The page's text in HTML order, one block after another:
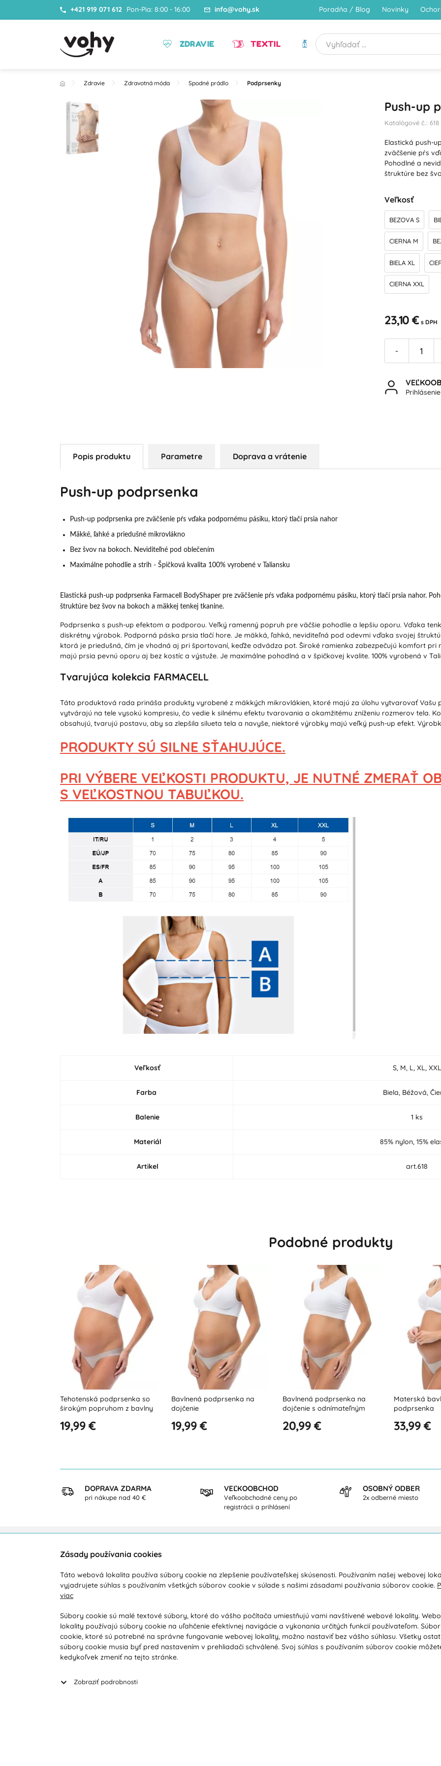
+421 919 071 612 Pon-Pia: 8:00 - 16:00 info@vohy.sk Poradňa / Blog Novinky
ZDRAVIE TEXTIL HYGIENA
Zdravie Zdravotná móda Spodné prádlo Podprsenky
Push-up
Katalógové č.: 618
Elastická push-
zväčšenie pŕs
Pohodlné a
štruktúre bez
Veľkosť
BEZOVA S
CIERNA M
BIELA XL
CIERNA XXL
23,10 € s DPH
-
Popis produktu Parametre Doprava a vrátenie
Push-up podprsenka
Push-up podprsenka pre zväčšenie pŕs vďaka podpornému pásiku, ktorý tlačí prsia nahor
Mäkké, ľahké a priedušné mikrovlákno
Bez švov na bokoch. Neviditeľné pod oblečením
Maximálne pohodlie a strih - Špičková kvalita 100% vyrobené v Taliansku
Elastická push-up podprsenka Farmacell BodyShaper pre zväčšenie pŕs vďaka podpornému pásiku, ktorý tlačí prsia nahor.
štruktúre bez švov na bokoch a mäkkej tenkej tkanine.
Podprsenka s push-up efektom a podporou. Veľký ramenný popruh pre väčšie pohodlie a lepšiu oporu. Vďaka
diskrétny výrobok. Podporná páska prsia tlačí hore. Je mäkká, ľahká, neviditeľná pod odevmi vďaka svojej
ktorá je priedušná, čím je vhodná aj pri športovaní, keďže odvádza pot. Široké ramienka zabezpečujú komfort pri
majú prsia pevnú oporu aj bez kostíc a výstuže. Je maximálne pohodlná a v špičkovej kvalite. 100% vyrobená v
Tvarujúca kolekcia FARMACELL
Táto produktová rada prináša produkty vyrobené z mäkkých mikrovlákien, ktoré majú za úlohu vytvarovať Vašu
vytvárajú na tele vysokú kompresiu, čo vedie k silnému efektu tvarovania a okamžitému zníženiu rozmerov tela.
obsahujú, tvarujú postavu, aby sa zlepšila silueta tela a navyše, niektoré výrobky majú veľký push-up efekt.
PRODUKTY SÚ SILNE SŤAHUJÚCE.
PRI VÝBERE VEĽKOSTI PRODUKTU, JE NUTNÉ ZMERAŤ
S VEĽKOSTNOU TABUĽKOU.
Veľkosť S, M, L, XL, XXL
Farba Biela, Béžová,
Balenie 1 ks
Materiál 85% nylon, 15%
Artikel art.618
Podobné produkty
Bavlnená podprsenka na
dojčenie
19,99 €
Bavlnená podprsenka na
dojčenie s odnímateľným
20,99 €
Materská bavlnená
podprsenka
33,99 €
Dojčiaca
37,99 €
DOPRAVA ZDARMA
pri nákupe nad 40 €
VEĽKOOBCHOD
Veľkoobchodné ceny po
registrácii a prihlásení
OSOBNÝ ODBER
2x odberné miesto
Zákaznícka podpora
Počas pracovných dní od 8:00 do 16:00
+421 919 071 612
info@vohy.sk
Doprava a platba
Obchodné podmienky
Reklamácia / Vrátenie tovaru
Reklamačný poriadok / Vrátenie tovaru
Kontakty
Ochrana osobných údajov
Poradňa / Blog
Veľkoobchodná spolupráca B2B
Zásady používania cookies
Táto webová lokalita používa súbory cookie na zlepšenie používateľskej skúsenosti. Používaním našej webovej
vyjadrujete súhlas s používaním všetkých súborov cookie v súlade s našimi zásadami používania súborov cookie.
viac
Súbory cookie sú malé textové súbory, ktoré do vášho počítača umiestňujú vami navštívené webové lokality.
lokality používajú súbory cookie na uľahčenie efektívnej navigácie a vykonania určitých funkcií používateľom.
cookie, ktoré sú potrebné na správne fungovanie webovej lokality, možno nastaviť bez vášho súhlasu. Všetky
súbory cookie musia byť pred nastavením v prehliadači schválené. Svoj súhlas s používaním súborov cookie
kedykoľvek zmeniť na tejto stránke.
Zobraziť podrobnosti